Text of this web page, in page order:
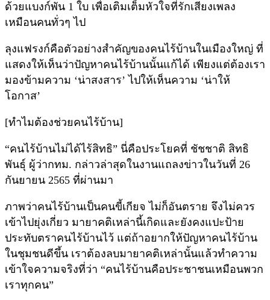
ด้วยแบงก์พัน 1 ใบ เพื่อเติมเต็มหัวใจที่รักเสียงเพลง
เหมือนคนทั่วๆ ไป
ลุงแฟรงก์คือตัวอย่างสำคัญของคนไร้บ้านในเมืองใหญ่ ที่
แสดงให้เห็นว่าปัญหาคนไร้บ้านนั้นแก้ได้ เพียงแต่ต้องเรา
มองข้ามความ ‘น่าสงสาร’ ไปให้เห็นความ ‘น่าให้
โอกาส’
[ทำไมต้องช่วยคนไร้บ้าน]
“คนไร้บ้านไม่ได้ไร้สิทธิ” นี่คือประโยคที่ ชัชชาติ สิทธิ
พันธุ์ ผู้ว่ากทม. กล่าวล่าสุดในงานแถลงข่าวในวันที่ 26
กันยายน 2565 ที่ผ่านมา
ภาพว่าคนไร้บ้านเป็นคนขี้เกียจ ไม่ก็อันตราย จึงไม่ควร
เข้าไปยุ่งเกี่ยว มายาคติเหล่านี้เกิดและยังคงแปะป้าย
ประทับตราคนไร้บ้านไว้ แต่ถ้าอยากให้ปัญหาคนไร้บ้าน
ในชุมชนดีขึ้น เราต้องลบมายาคติเหล่านั้นแล้วทำความ
เข้าใจความจริงที่ว่า “คนไร้บ้านคือประชาชนเหมือนพวก
เราทุกคน”